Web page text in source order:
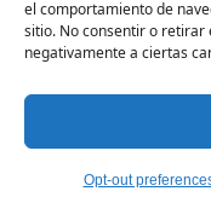
el comportamiento de
sitio. No consentir o
negativamente a ciertas
Opt-out
Consulte
© Copyright 2026